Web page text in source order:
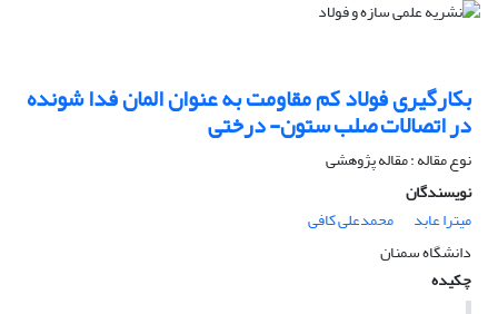
بکارگیری فولاد کم مقاومت به عنوان المان فدا شونده
در اتصالات صلب ستون- درختی
نوع مقاله : مقاله پژوهشی
نویسندگان
میترا عابد
محمدعلی کافی
دانشگاه سمنان
چکیده